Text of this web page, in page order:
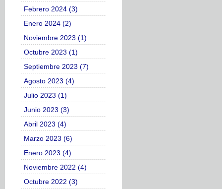
Febrero 2024 (3)
Enero 2024 (2)
Noviembre 2023 (1)
Octubre 2023 (1)
Septiembre 2023 (7)
Agosto 2023 (4)
Julio 2023 (1)
Junio 2023 (3)
Abril 2023 (4)
Marzo 2023 (6)
Enero 2023 (4)
Noviembre 2022 (4)
Octubre 2022 (3)